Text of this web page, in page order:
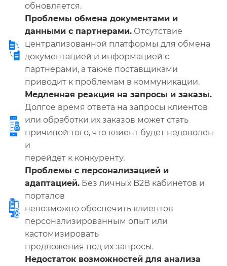
обновляется.
Проблемы обмена документами и
данными с партнерами. Отсутствие
централизованной платформы для обмена
документацией и информацией с
партнерами, а также поставщиками
приводит к проблемам в коммуникации.
Медленная реакция на запросы и заказы.
Долгое время ответа на запросы клиентов
или обработки их заказов может стать
причиной того, что клиент будет недоволен
и
перейдет к конкуренту.
Проблемы с персонализацией и
адаптацией. Без личных B2B кабинетов и
порталов
невозможно обеспечить клиентов
персонализированным опыт или
кастомизировать
предложения под их запросы.
Недостаток возможностей для анализа